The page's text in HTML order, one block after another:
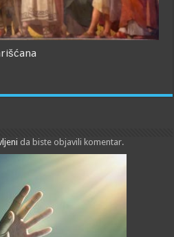
da biste objavili komentar.